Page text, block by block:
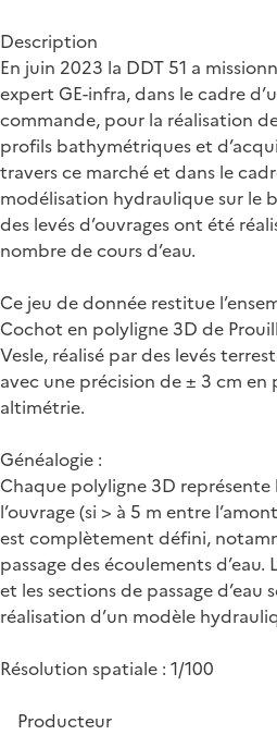
Description
En juin 2023 la DDT 51 a
expert GE-infra, dans le cadre
commande, pour la réalisation
profils bathymétriques et
travers ce marché et dans le
modélisation hydraulique sur le
des levés d’ouvrages ont été
nombre de cours d’eau.
Ce jeu de donnée restitue
Cochot en polyligne 3D de
Vesle, réalisé par des levés
avec une précision de ± 3 cm en
altimétrie.
Généalogie :
Chaque polyligne 3D
l’ouvrage (si > à 5 m entre
est complètement défini,
passage des écoulements d’eau.
et les sections de passage d’eau
réalisation d’un modèle
Résolution spatiale : 1/100
Producteur